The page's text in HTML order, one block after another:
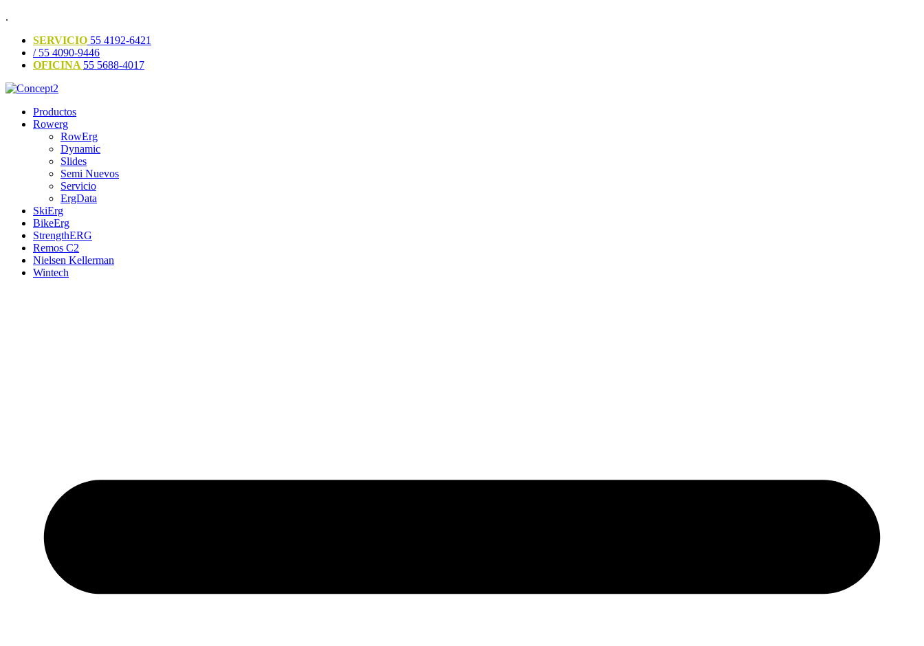
.
SERVICIO 55 4192-6421
/ 55 4090-9446
OFICINA 55 5688-4017
Productos
Rowerg
RowErg
Dynamic
Slides
Semi Nuevos
Servicio
ErgData
SkiErg
BikeErg
StrengthERG
Remos C2
Nielsen Kellerman
Wintech